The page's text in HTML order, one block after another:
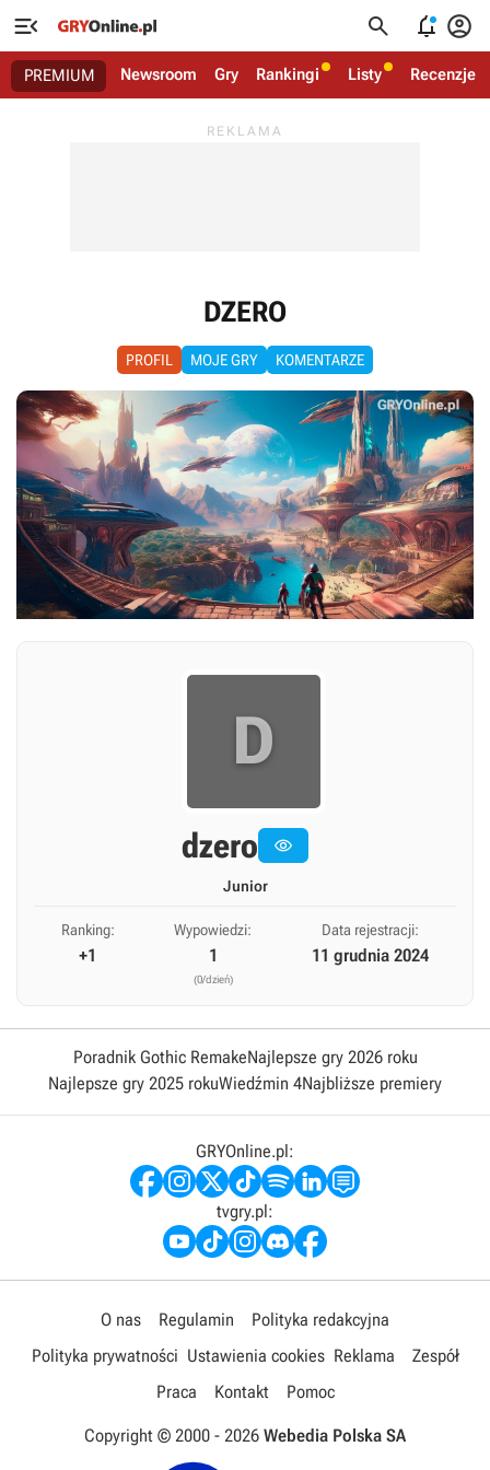
   
PREMIUM Newsroom Gry Rankingi Listy Recenzje
DZERO
PROFIL MOJE GRY KOMENTARZE
D
dzero 
Junior
Ranking:
+1
Wypowiedzi:
1
(0/dzień)
Data rejestracji:
11 grudnia 2024
Poradnik Gothic RemakeNajlepsze gry 2026 roku
Najlepsze gry 2025 rokuWiedźmin 4Najbliższe premiery
GRYOnline.pl:
tvgry.pl:
O nas Regulamin
Polityka redakcyjna
Polityka prywatności Ustawienia cookies Reklama
Zespół
Praca
Kontakt Pomoc
Copyright © 2000 - 2026 Webedia Polska SA